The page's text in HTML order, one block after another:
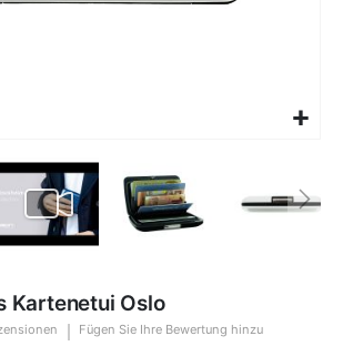
Kartenetui Oslo
Fügen Sie Ihre Bewertung hinzu